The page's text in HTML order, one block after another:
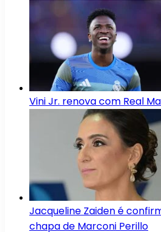
Vini Jr. renova com Real
Jacqueline Zaiden é
chapa de Marconi Perillo